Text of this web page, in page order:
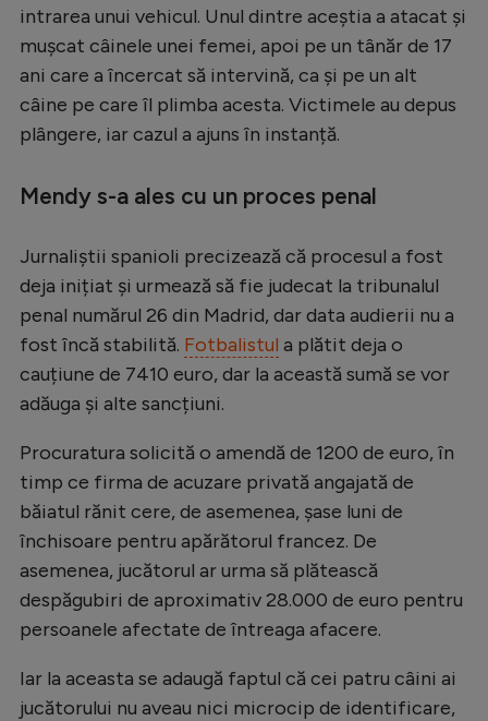
Ligue 1
Campionate
EURO 2024
Handbal
Natație
Formula 1
Gimnastică
Auto
Rugby
Ciclism
JO 2024
intrarea unui vehicul. Unul dintre aceștia a atacat și
mușcat câinele unei femei, apoi pe un tânăr de 17
ani care a încercat să intervină, ca și pe un alt
câine pe care îl plimba acesta. Victimele au depus
plângere, iar cazul a ajuns în instanță.
Mendy s-a ales cu un proces penal
Jurnaliștii spanioli precizează că procesul a fost
deja inițiat și urmează să fie judecat la tribunalul
penal numărul 26 din Madrid, dar data audierii nu a
fost încă stabilită. Fotbalistul a plătit deja o
cauțiune de 7410 euro, dar la această sumă se vor
adăuga și alte sancțiuni.
Procuratura solicită o amendă de 1200 de euro, în
timp ce firma de acuzare privată angajată de
băiatul rănit cere, de asemenea, șase luni de
închisoare pentru apărătorul francez. De
asemenea, jucătorul ar urma să plătească
despăgubiri de aproximativ 28.000 de euro pentru
persoanele afectate de întreaga afacere.
Iar la aceasta se adaugă faptul că cei patru câini ai
jucătorului nu aveau nici microcip de identificare,